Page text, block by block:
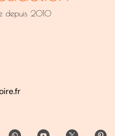
depuis 2010